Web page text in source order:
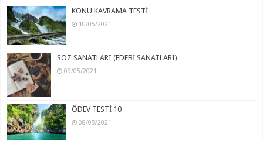
KONU KAVRAMA TESTİ
10/05/2021
SÖZ SANATLARI (EDEBİ SANATLARI)
09/05/2021
ÖDEV TESTİ 10
08/05/2021